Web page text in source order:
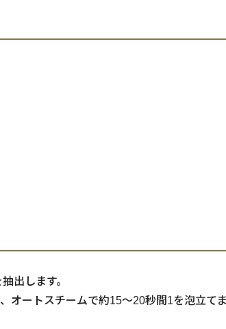
出します。
オートスチームで約15～20秒間1を泡立